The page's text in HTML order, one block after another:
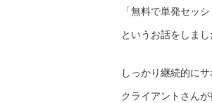
「無料で単発セッ
というお話をしまし
しっかり継続的にサ
クライアントさんが